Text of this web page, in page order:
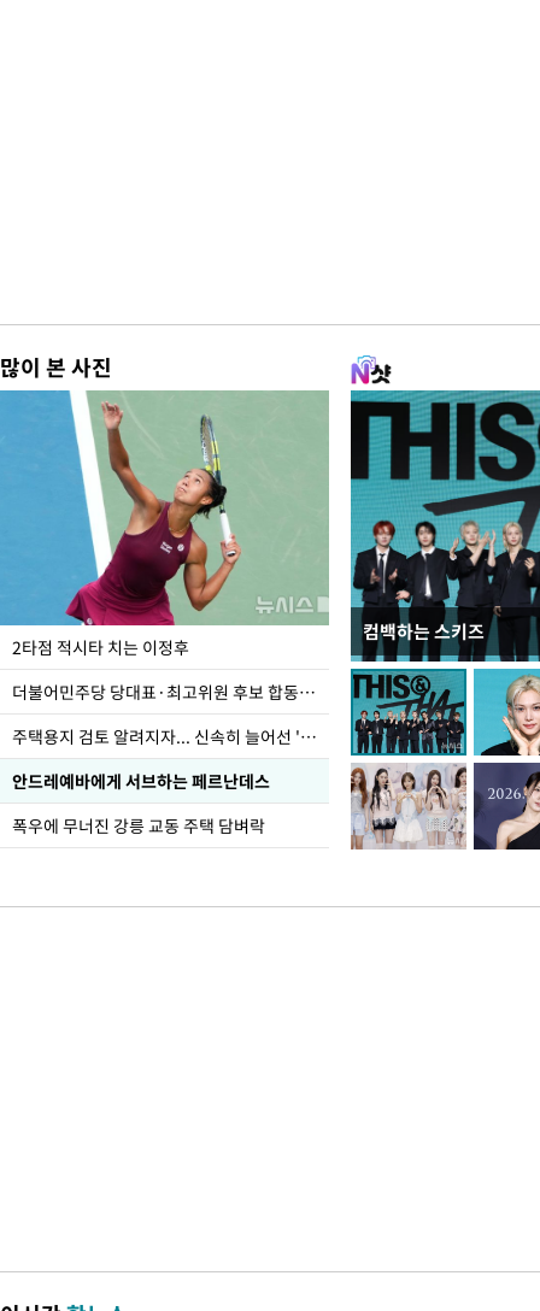
많이 본 사진
2타점 적시타 치는 이정후
더불어민주당 당대표·최고위원 후보 합동연설회
주택용지 검토 알려지자... 신속히 늘어선 '근조화환'
안드레예바에게 서브하는 페르난데스
폭우에 무너진 강릉 교동 주택 담벼락
컴백하는 스키즈
이번주 국회에는 무